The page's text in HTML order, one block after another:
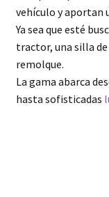
vehículo y aportan
Ya sea que esté
tractor, una silla de
remolque.
La gama abarca
hasta sofisticadas